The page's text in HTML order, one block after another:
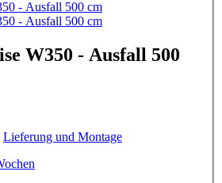
W350 - Ausfall 500
Lieferung und Montage